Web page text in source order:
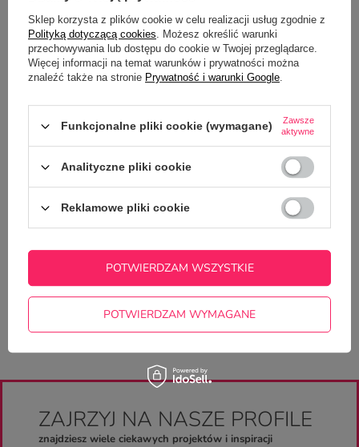
SZCZEGÓŁOWE DANE
OPINIE (10)
Potrzebujesz pomocy? Masz pytania?
niezwłocznie, najciekawsze pytania i
ZADAJ PYTANIE
ZAJRZYJ NA NASZE PROFILE
znajdziesz wiele ciekawych projektów i inspiracji
Sklep korzysta z plików cookie w celu realizacji usług zgodnie z
Polityką dotyczącą cookies. Możesz określić warunki
przechowywania lub dostępu do cookie w Twojej przeglądarce.
Więcej informacji na temat warunków i prywatności można
znaleźć także na stronie Prywatność i warunki Google.
Funkcjonalne pliki cookie (wymagane)
Zawsze
aktywne
Analityczne pliki cookie
Reklamowe pliki cookie
POTWIERDZAM WYMAGANE
POTWIERDZAM WSZYSTKIE